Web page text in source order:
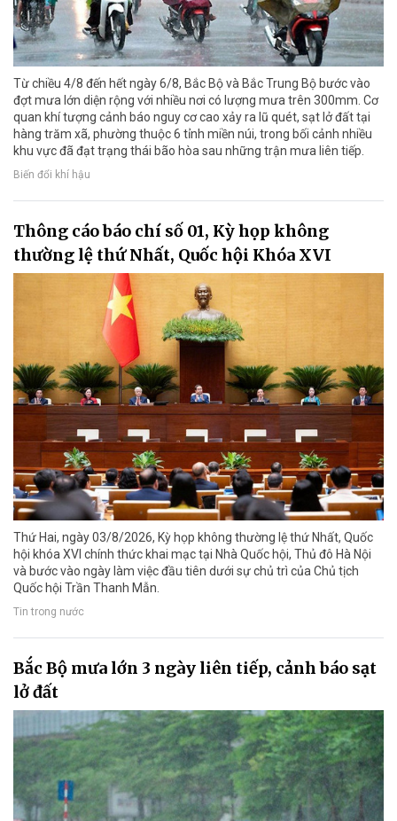
Từ chiều 4/8 đến hết ngày 6/8, Bắc Bộ và Bắc Trung Bộ bước vào
đợt mưa lớn diện rộng với nhiều nơi có lượng mưa trên 300mm. Cơ
quan khí tượng cảnh báo nguy cơ cao xảy ra lũ quét, sạt lở đất tại
hàng trăm xã, phường thuộc 6 tỉnh miền núi, trong bối cảnh nhiều
khu vực đã đạt trạng thái bão hòa sau những trận mưa liên tiếp.
Biến đổi khí hậu
Thông cáo báo chí số 01, Kỳ họp không
thường lệ thứ Nhất, Quốc hội Khóa XVI
Thứ Hai, ngày 03/8/2026, Kỳ họp không thường lệ thứ Nhất, Quốc
hội khóa XVI chính thức khai mạc tại Nhà Quốc hội, Thủ đô Hà Nội
và bước vào ngày làm việc đầu tiên dưới sự chủ trì của Chủ tịch
Quốc hội Trần Thanh Mẫn.
Tin trong nước
Bắc Bộ mưa lớn 3 ngày liên tiếp, cảnh báo sạt
lở đất